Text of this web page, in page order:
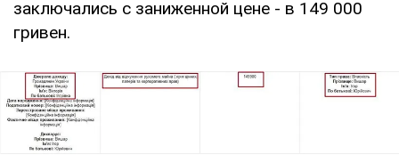
заключались с заниженной цене - в 149 000
гривен.